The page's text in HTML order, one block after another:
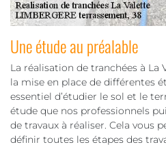
Une étude au préalable
La réalisation de tranchées à
la mise en place de différentes
essentiel d’étudier le sol et le
étude que nos professionnels
de travaux à réaliser. Cela vous
définir toutes les étapes des